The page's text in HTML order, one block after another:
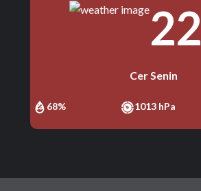
22
Cer Senin
68% 1013 hPa